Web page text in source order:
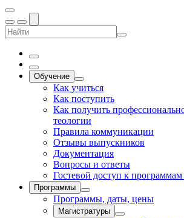
Обучение
Как учиться
Как поступить
Как получить
теологии
Правила коммуникации
Отзывы выпускников
Документация
Вопросы и ответы
Гостевой доступ к
Программы
Программы, даты, цены
Магистратуры